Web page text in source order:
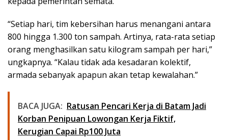
“Setiap hari, tim kebersihan harus menangani antara
800 hingga 1.300 ton sampah. Artinya, rata-rata setiap
orang menghasilkan satu kilogram sampah per hari,”
ungkapnya. “Kalau tidak ada kesadaran kolektif,
armada sebanyak apapun akan tetap kewalahan.”
BACA JUGA: Ratusan Pencari Kerja di Batam Jadi
Korban Penipuan Lowongan Kerja Fiktif,
Kerugian Capai Rp100 Juta